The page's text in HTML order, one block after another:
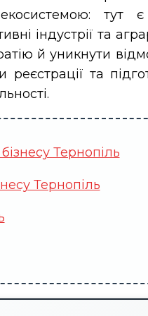
тут
індустрії та
й уникнути
реєстрації та
Тернопіль
Тернопіль